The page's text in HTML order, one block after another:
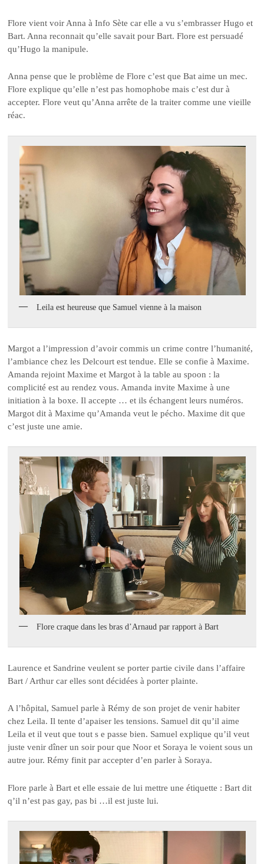
Flore vient voir Anna à Info Sète car elle a vu s’embrasser Hugo et
Bart. Anna reconnait qu’elle savait pour Bart. Flore est persuadé
qu’Hugo la manipule.
Anna pense que le problème de Flore c’est que Bat aime un mec.
Flore explique qu’elle n’est pas homophobe mais c’est dur à
accepter. Flore veut qu’Anna arrête de la traiter comme une vieille
réac.
Leila est heureuse que Samuel vienne à la maison
Margot a l’impression d’avoir commis un crime contre l’humanité,
l’ambiance chez les Delcourt est tendue. Elle se confie à Maxime.
Amanda rejoint Maxime et Margot à la table au spoon : la
complicité est au rendez vous. Amanda invite Maxime à une
initiation à la boxe. Il accepte … et ils échangent leurs numéros.
Margot dit à Maxime qu’Amanda veut le pécho. Maxime dit que
c’est juste une amie.
Flore craque dans les bras d’Arnaud par rapport à Bart
Laurence et Sandrine veulent se porter partie civile dans l’affaire
Bart / Arthur car elles sont décidées à porter plainte.
A l’hôpital, Samuel parle à Rémy de son projet de venir habiter
chez Leila. Il tente d’apaiser les tensions. Samuel dit qu’il aime
Leila et il veut que tout s e passe bien. Samuel explique qu’il veut
juste venir dîner un soir pour que Noor et Soraya le voient sous un
autre jour. Rémy finit par accepter d’en parler à Soraya.
Flore parle à Bart et elle essaie de lui mettre une étiquette : Bart dit
q’il n’est pas gay, pas bi …il est juste lui.